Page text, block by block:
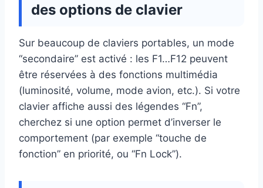
des options de clavier
Sur beaucoup de claviers portables, un mode
“secondaire” est activé : les F1…F12 peuvent
être réservées à des fonctions multimédia
(luminosité, volume, mode avion, etc.). Si votre
clavier affiche aussi des légendes “Fn”,
cherchez si une option permet d’inverser le
comportement (par exemple “touche de
fonction” en priorité, ou “Fn Lock”).